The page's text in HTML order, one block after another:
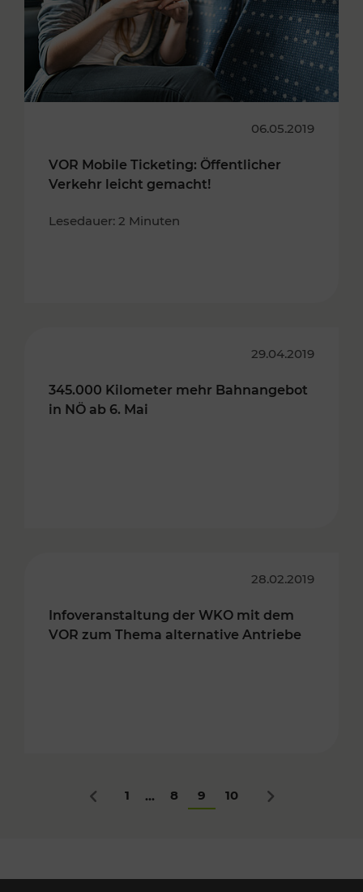
06.05.2019
VOR Mobile Ticketing: Öffentlicher
Verkehr leicht gemacht!
Lesedauer: 2 Minuten
29.04.2019
345.000 Kilometer mehr Bahnangebot
in NÖ ab 6. Mai
28.02.2019
Infoveranstaltung der WKO mit dem
VOR zum Thema alternative Antriebe
Zurück
1 ... 8 9 10 Nächstes